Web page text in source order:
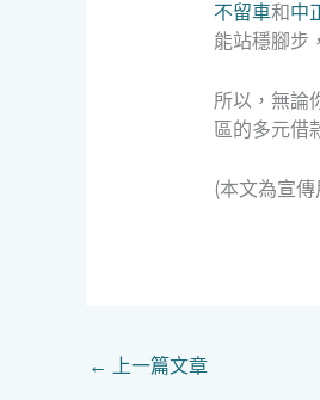
不留車和中
能站穩腳步
所以，無論
區的多元借
(本文為宣
← 上一篇文章